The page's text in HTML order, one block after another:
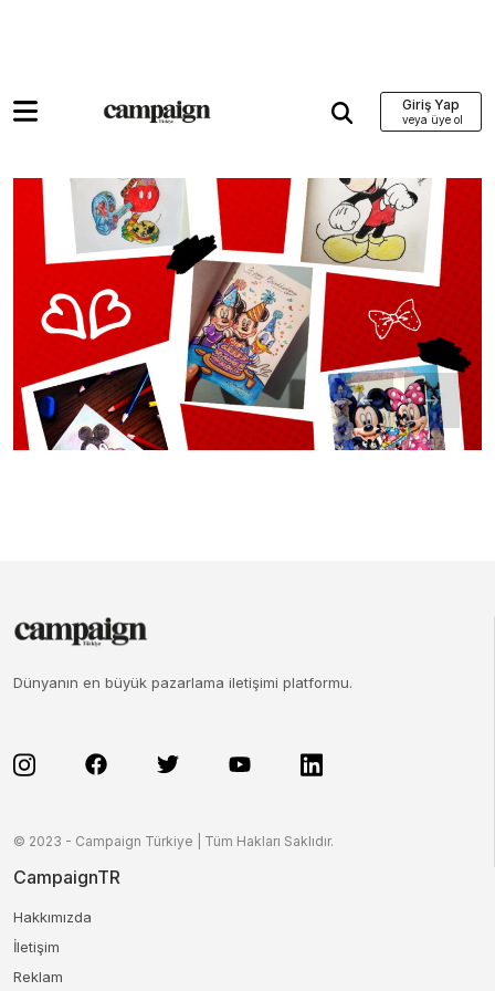
Giriş Yap
Dünyanın en büyük pazarlama iletişimi platformu.
© 2023 - Campaign Türkiye | Tüm Hakları Saklıdır.
CampaignTR
Hakkımızda
İletişim
Reklam